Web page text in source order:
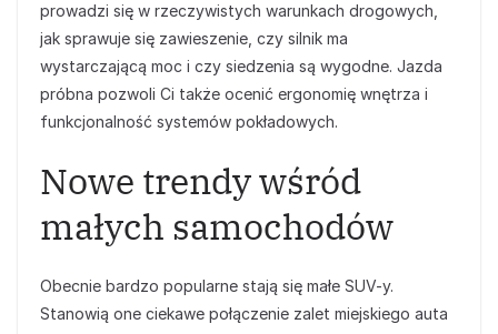
prowadzi się w rzeczywistych warunkach drogowych,
jak sprawuje się zawieszenie, czy silnik ma
wystarczającą moc i czy siedzenia są wygodne. Jazda
próbna pozwoli Ci także ocenić ergonomię wnętrza i
funkcjonalność systemów pokładowych.
Nowe trendy wśród
małych samochodów
Obecnie bardzo popularne stają się małe SUV-y.
Stanowią one ciekawe połączenie zalet miejskiego auta